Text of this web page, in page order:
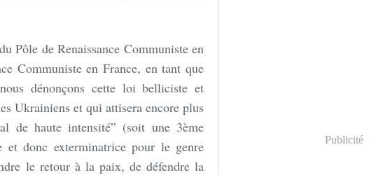
Pôle de Renaissance Communiste en
Communiste en France, en tant que
dénonçons cette loi belliciste et
Ukrainiens et qui attisera encore plus
de haute intensité” (soit une 3ème
et donc exterminatrice pour le genre
le retour à la paix, de défendre la
Publicité